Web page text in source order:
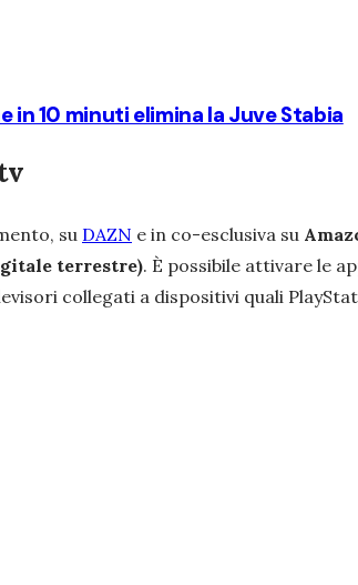
in 10 minuti elimina la Juve Stabia
su DAZN e in co-esclusiva su
terrestre). È possibile attivare le
collegati a dispositivi quali